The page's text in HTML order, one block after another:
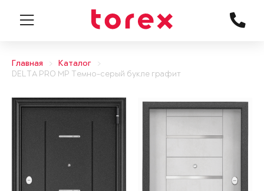
Главная
Каталог
DELTA PRO MP Темно-серый букле графит